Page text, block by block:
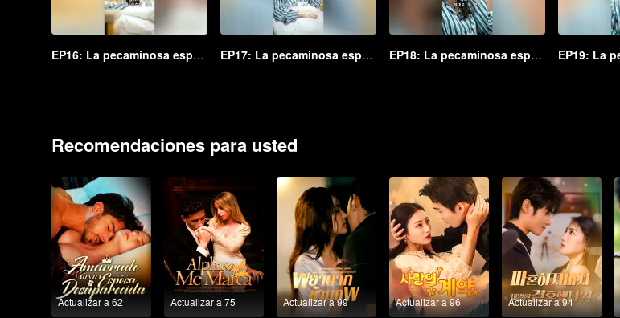
EP16: La pecaminosa esposa secreta del Maestro Go (Ver. Coreana) EP17: La pecaminosa esposa secreta del Maestro Go (Ver. Coreana) EP18: La pecaminosa esposa secreta del Maestro Go (Ver. Coreana)
Recomendaciones para usted
Actualizar a 62 Actualizar a 75 Actualizar a 99 Actualizar a 96 Actualizar a 94